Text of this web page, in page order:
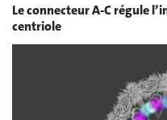
Le connecteur A‑C régule
centriole